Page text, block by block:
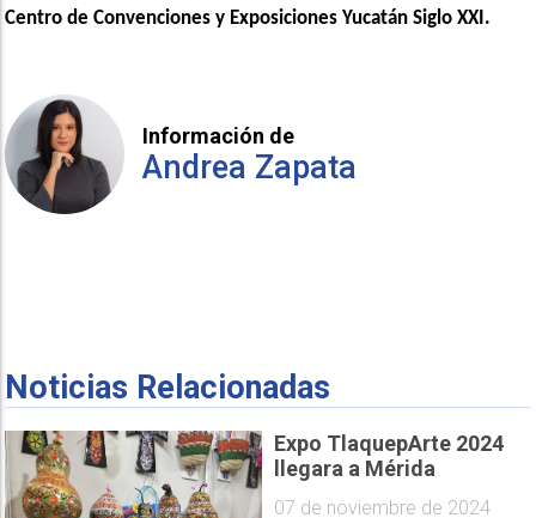
Centro de Convenciones y Exposiciones Yucatán Siglo XXI.
Información de
Andrea Zapata
Noticias Relacionadas
Expo TlaquepArte 2024
llegara a Mérida
07 de noviembre de 2024